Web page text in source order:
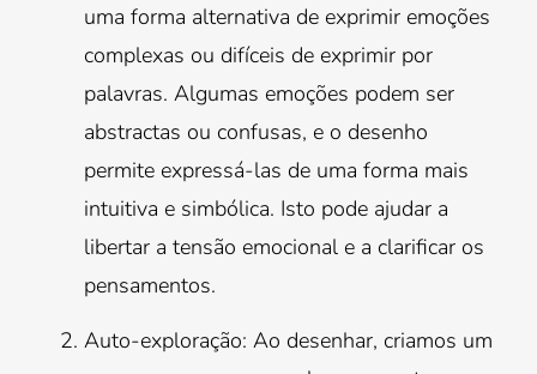
uma forma alternativa de exprimir emoções
complexas ou difíceis de exprimir por
palavras. Algumas emoções podem ser
abstractas ou confusas, e o desenho
permite expressá-las de uma forma mais
intuitiva e simbólica. Isto pode ajudar a
libertar a tensão emocional e a clarificar os
pensamentos.
Auto-exploração: Ao desenhar, criamos um